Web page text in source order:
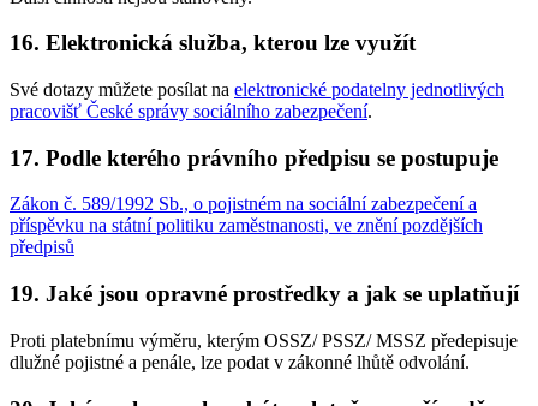
16. Elektronická služba, kterou lze využít
Své dotazy můžete posílat na elektronické podatelny jednotlivých
pracovišť České správy sociálního zabezpečení.
17. Podle kterého právního předpisu se postupuje
Zákon č. 589/1992 Sb., o pojistném na sociální zabezpečení a
příspěvku na státní politiku zaměstnanosti, ve znění pozdějších
předpisů
19. Jaké jsou opravné prostředky a jak se uplatňují
Proti platebnímu výměru, kterým OSSZ/ PSSZ/ MSSZ předepisuje
dlužné pojistné a penále, lze podat v zákonné lhůtě odvolání.